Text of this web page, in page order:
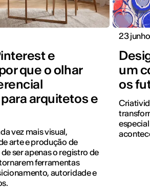
e
que o olhar
arquitetos e
vez mais visual,
arte e produção de
ser apenas o registro de
ferramentas
autoridade e
23
um
os